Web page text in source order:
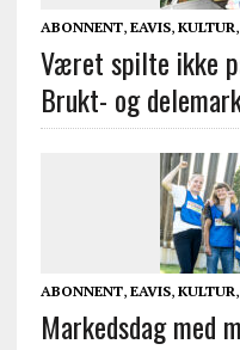
ABONNENT, EAVIS, KULTUR,
Været spilte ikke
Brukt- og
ABONNENT, EAVIS, KULTUR,
Markedsdag med